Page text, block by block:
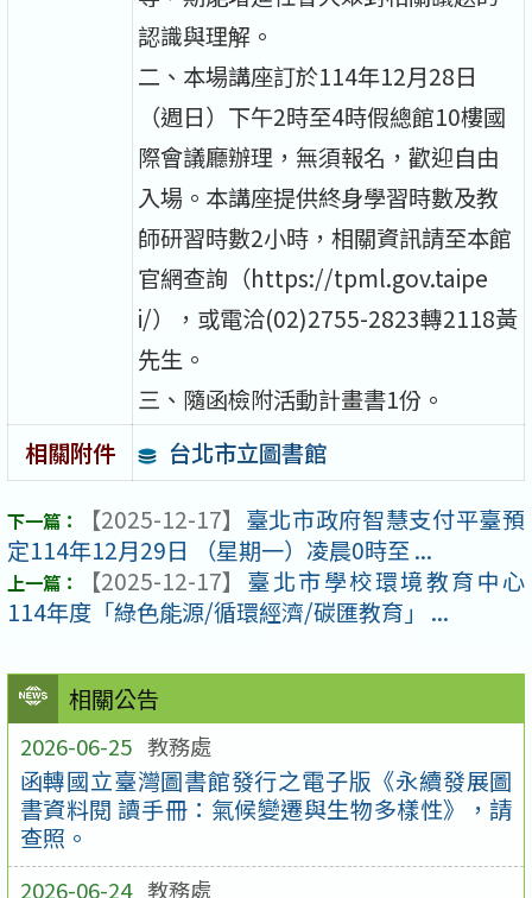
相關公告
2026-06-25 教務處
函轉國立臺灣圖書館發行之電子版《永續發展圖
書資料閱 讀手冊：氣候變遷與生物多樣性》，請
查照。
2026-06-24 教務處
認識與理解。
二、本場講座訂於114年12月28日
（週日）下午2時至4時假總館10樓國
際會議廳辦理，無須報名，歡迎自由
入場。本講座提供終身學習時數及教
師研習時數2小時，相關資訊請至本館
官網查詢（https://tpml.gov.taipe
i/），或電洽(02)2755-2823轉2118黃
先生。
三、隨函檢附活動計畫書1份。
相關附件
台北市立圖書館
【2025-12-17】 臺北市政府智慧支付平臺預
定114年12月29日 （星期一）凌晨0時至 ...
【2025-12-17】 臺北市學校環境教育中心
114年度「綠色能源/循環經濟/碳匯教育」 ...